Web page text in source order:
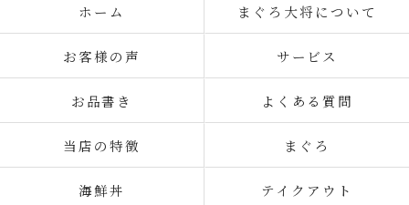
ホーム まぐろ大将について
お客様の声 サービス
お品書き よくある質問
当店の特徴 まぐろ
海鮮丼 テイクアウト